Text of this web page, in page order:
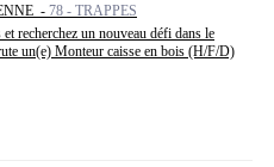
- 78 - TRAPPES
recherchez un nouveau défi dans le
un(e) Monteur caisse en bois (H/F/D)